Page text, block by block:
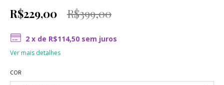
R$229,00 R$399,00
2 x de R$114,50 sem juros
Ver mais detalhes
COR